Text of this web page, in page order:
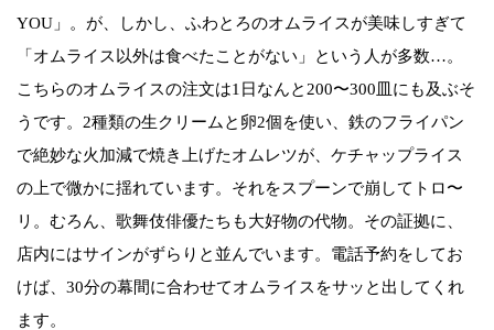
YOU」。が、しかし、ふわとろのオムライスが美味しすぎて
「オムライス以外は食べたことがない」という人が多数…。
こちらのオムライスの注文は1日なんと200〜300皿にも及ぶそ
うです。2種類の生クリームと卵2個を使い、鉄のフライパン
で絶妙な火加減で焼き上げたオムレツが、ケチャップライス
の上で微かに揺れています。それをスプーンで崩してトロ〜
リ。むろん、歌舞伎俳優たちも大好物の代物。その証拠に、
店内にはサインがずらりと並んでいます。電話予約をしてお
けば、30分の幕間に合わせてオムライスをサッと出してくれ
ます。